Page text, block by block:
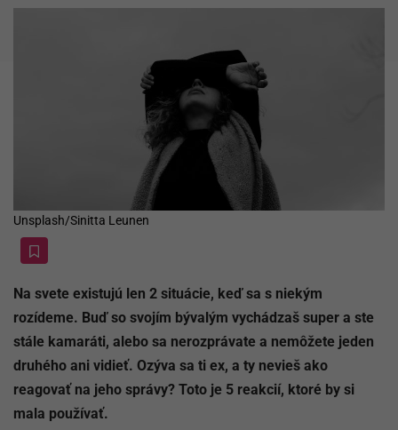
Unsplash/Sinitta Leunen
Na svete existujú len 2 situácie, keď sa s niekým
rozídeme. Buď so svojím bývalým vychádzaš super a ste
stále kamaráti, alebo sa nerozprávate a nemôžete jeden
druhého ani vidieť. Ozýva sa ti ex, a ty nevieš ako
reagovať na jeho správy? Toto je 5 reakcií, ktoré by si
mala používať.